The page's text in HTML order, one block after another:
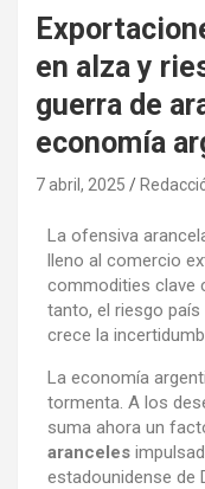
en alza y
guerra de
economía
7 abril, 2025
La ofensiva
lleno al comercio
commodities clave
tanto, el riesgo
crece la
La economía
tormenta. A los
suma ahora un
aranceles
estadounidense de